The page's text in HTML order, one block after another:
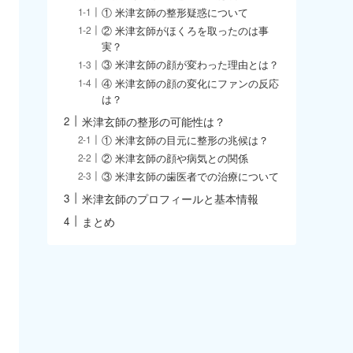
① 米津玄師の整形疑惑について
② 米津玄師がほくろを取ったのは事
実？
③ 米津玄師の顔が変わった理由とは？
④ 米津玄師の顔の変化にファンの反応
は？
米津玄師の整形の可能性は？
① 米津玄師の目元に整形の兆候は？
② 米津玄師の顔や病気との関係
③ 米津玄師の歯医者での治療について
米津玄師のプロフィールと基本情報
まとめ